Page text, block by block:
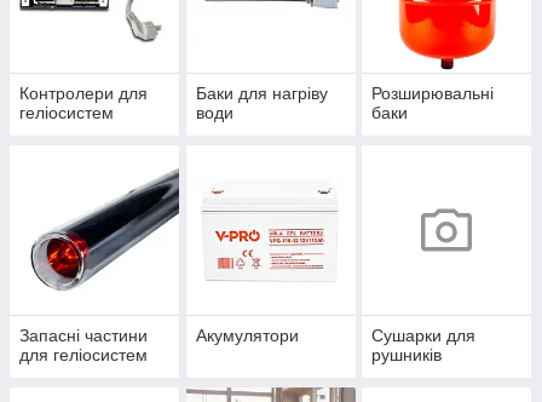
Контролери для
геліосистем
Баки для нагріву
води
Розширювальні
баки
Запасні частини
для геліосистем
Акумулятори
Сушарки для
рушників